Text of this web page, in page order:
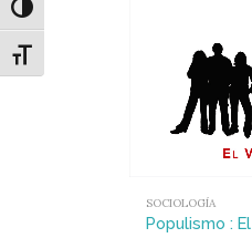
Alternar alto contraste
Alternar tamaño de letra
SOCIOLOGÍA